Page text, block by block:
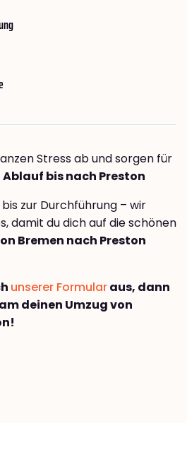
Stress ab und sorgen für
bis nach Preston
zur Durchführung – wir
damit du dich auf die schönen
Bremen nach Preston
unserer Formularaus, dann
deinen Umzug von